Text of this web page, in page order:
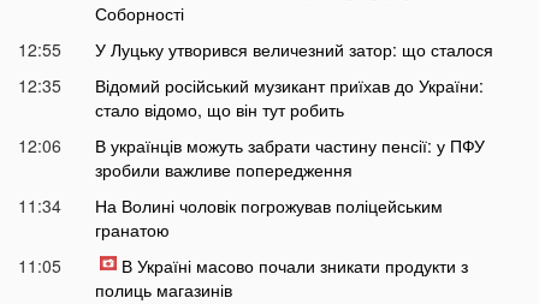
Соборності
12:55
У Луцьку утворився величезний затор: що сталося
12:35
Відомий російський музикант приїхав до України:
стало відомо, що він тут робить
12:06
В українців можуть забрати частину пенсії: у ПФУ
зробили важливе попередження
11:34
На Волині чоловік погрожував поліцейським
гранатою
11:05
В Україні масово почали зникати продукти з
полиць магазинів